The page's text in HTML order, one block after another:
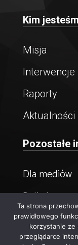
Kim
Misja
Interwencje
Raporty
Aktualności
Pozostałe
Dla mediów
Polityka
Newsletter
Ta strona
prawidłowego
korzystanie ze
przeglądarce